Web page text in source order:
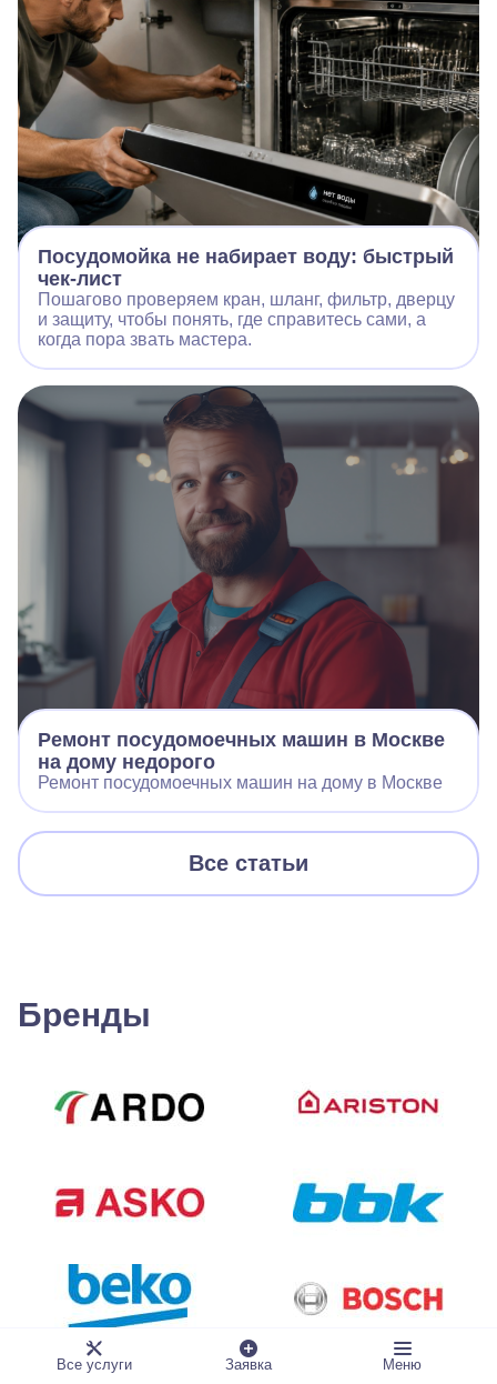
Посудомойка не набирает воду: быстрый
чек-лист
Пошагово проверяем кран, шланг, фильтр, дверцу
и защиту, чтобы понять, где справитесь сами, а
когда пора звать мастера.
Ремонт посудомоечных машин в Москве
на дому недорого
Ремонт посудомоечных машин на дому в Москве
Все статьи
Бренды
Все услуги Заявка Меню